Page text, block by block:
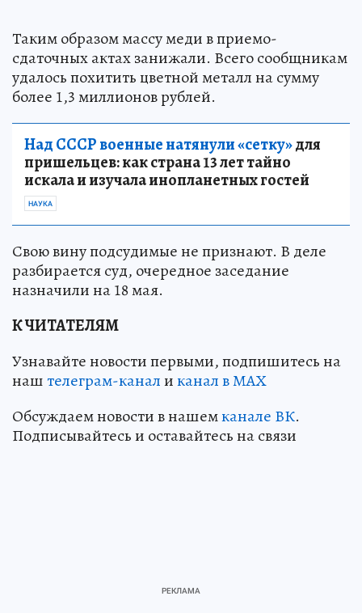
Таким образом массу меди в приемо-
сдаточных актах занижали. Всего сообщникам
удалось похитить цветной металл на сумму
более 1,3 миллионов рублей.
Над СССР военные натянули «сетку»для
пришельцев: как страна 13 лет тайно
искала и изучала инопланетных гостей
НАУКА
Свою вину подсудимые не признают. В деле
разбирается суд, очередное заседание
назначили на 18 мая.
К ЧИТАТЕЛЯМ
Узнавайте новости первыми, подпишитесь на
наштелеграм-каналиканал в МАХ
Обсуждаем новости в нашемканале ВК.
Подписывайтесь и оставайтесь на связи